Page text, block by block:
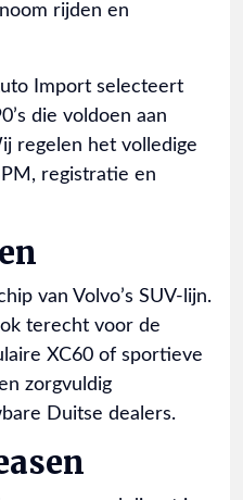
rijden en
Import selecteert
die voldoen aan
regelen het volledige
registratie en
van Volvo’s SUV-lijn.
terecht voor de
XC60 of sportieve
zorgvuldig
Duitse dealers.